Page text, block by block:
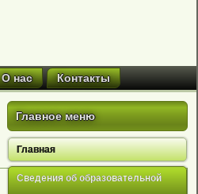
О нас Контакты
Главное меню
Главная
Сведения об образовательной